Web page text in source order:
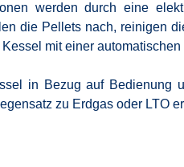
werden durch eine
die Pellets nach, reinigen
mit einer
in Bezug auf Bedienung
zu Erdgas oder LTO